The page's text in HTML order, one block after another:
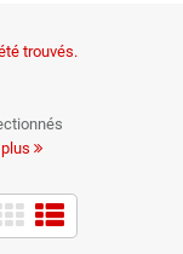
trouvés.